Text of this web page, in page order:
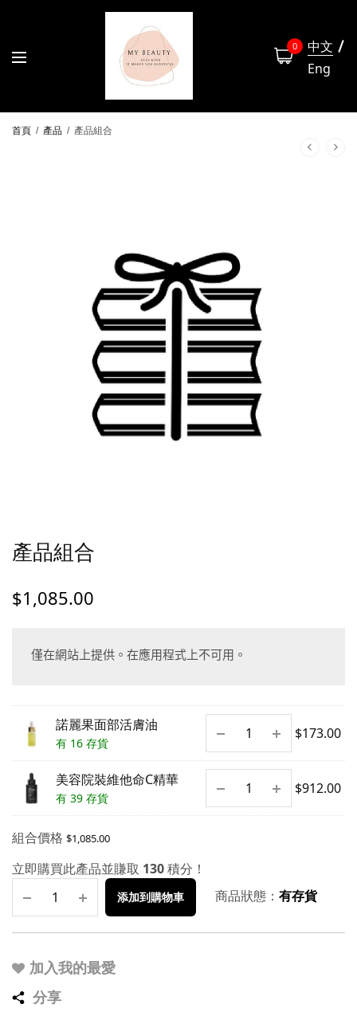
0
中文
Eng
首頁 / 產品 / 產品組合
產品組合
$1,085.00
僅在網站上提供。在應用程式上不可用。
諾麗果面部活膚油
有 16 存貨
$173.00
美容院裝維他命C精華
有 39 存貨
$912.00
組合價格 $1,085.00
立即購買此產品並賺取 130積分！
添加到購物車 商品狀態： 有存貨
加入我的最愛
分享